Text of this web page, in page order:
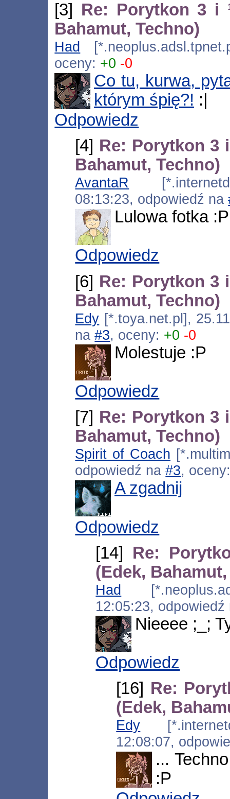
[3] Re: Porytkon 3 i
Bahamut, Techno)
Had
oceny: +0 -0
Co tu, kurwa,
którym śpię?! :|
Odpowiedz
[4] Re: Porytkon 3
Bahamut, Techno)
AvantaR
08:13:23, odpowiedź na
Lulowa fotka :P
Odpowiedz
[6] Re: Porytkon 3
Bahamut, Techno)
Edy [*.toya.net.pl],
na#3, oceny: +0 -0
Molestuje :P
Odpowiedz
[7] Re: Porytkon 3
Bahamut, Techno)
Spirit of Coach
odpowiedź na#3,
A zgadnij
Odpowiedz
[14] Re:
(Edek,
Had
12:05:23,
Nieeee ;_;
Odpowiedz
[16] Re:
(Edek,
Edy
12:08:07,
...
:P